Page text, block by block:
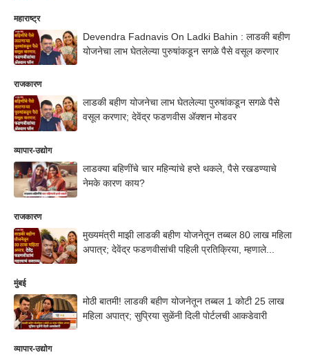
महाराष्ट्र
Devendra Fadnavis On Ladki Bahin : लाडकी बहीण
योजनेचा लाभ घेतलेल्या पुरुषांकडून सगळे पैसे वसूल करणार
राजकारण
लाडकी बहीण योजनेचा लाभ घेतलेल्या पुरुषांकडून सगळे पैसे
वसूल करणार; देवेंद्र फडणवीस अ‍ॅक्शन मोडवर
व्यापार-उद्योग
लाडक्या बहिणींचे चार महिन्यांचे हप्ते थकले, पैसे रखडण्याचे
नेमके कारण काय?
राजकारण
मुख्यमंत्री माझी लाडकी बहीण योजनेतून तब्बल 80 लाख महिला
अपात्र; देवेंद्र फडणवीसांची पहिली प्रतिक्रिया, म्हणाले...
मुंबई
मोठी बातमी! लाडकी बहीण योजनेतून तब्बल 1 कोटी 25 लाख
महिला अपात्र; सुप्रिया सुळेंनी दिली पोर्टलची आकडेवारी
व्यापार-उद्योग